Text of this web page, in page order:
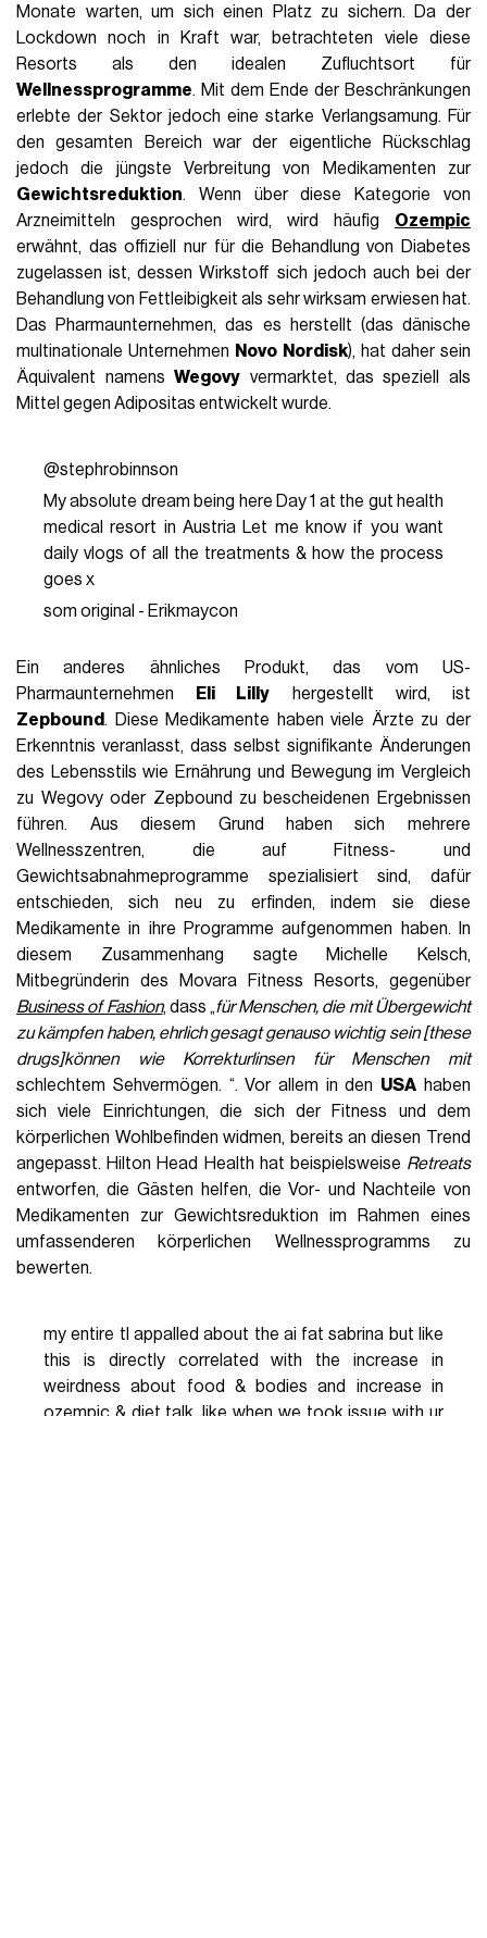
Monate warten, um sich einen Platz zu sichern. Da der
Lockdown noch in Kraft war, betrachteten viele diese
Resorts als den idealen Zufluchtsort für
Wellnessprogramme. Mit dem Ende der Beschränkungen
erlebte der Sektor jedoch eine starke Verlangsamung. Für
den gesamten Bereich war der eigentliche Rückschlag
jedoch die jüngste Verbreitung von Medikamenten zur
Gewichtsreduktion. Wenn über diese Kategorie von
Arzneimitteln gesprochen wird, wird häufig Ozempic
erwähnt, das offiziell nur für die Behandlung von Diabetes
zugelassen ist, dessen Wirkstoff sich jedoch auch bei der
Behandlung von Fettleibigkeit als sehr wirksam erwiesen hat.
Das Pharmaunternehmen, das es herstellt (das dänische
multinationale Unternehmen Novo Nordisk), hat daher sein
Äquivalent namensWegovy vermarktet, das speziell als
Mittel gegen Adipositas entwickelt wurde.
@stephrobinnson
My absolute dream being here Day 1 at the gut health
medical resort in Austria Let me know if you want
daily vlogs of all the treatments & how the process
goes x
som original - Erikmaycon
Ein anderes ähnliches Produkt, das vom US-
Pharmaunternehmen
Eli Lilly hergestellt wird, ist
Zepbound. Diese Medikamente haben viele Ärzte zu der
Erkenntnis veranlasst, dass selbst signifikante Änderungen
des Lebensstils wie Ernährung und Bewegung im Vergleich
zu Wegovy oder Zepbound zu bescheidenen Ergebnissen
führen. Aus diesem Grund haben sich mehrere
Wellnesszentren, die auf Fitness- und
Gewichtsabnahmeprogramme spezialisiert sind, dafür
entschieden, sich neu zu erfinden, indem sie diese
Medikamente in ihre Programme aufgenommen haben. In
diesem Zusammenhang sagte Michelle Kelsch,
Mitbegründerin des Movara Fitness Resorts, gegenüber
Business of Fashion, dass „für Menschen, die mit Übergewicht
zu kämpfen haben, ehrlich gesagt genauso wichtig sein[these
drugs]können wie Korrekturlinsen für Menschen mit
schlechtem Sehvermögen. “. Vor allem in den USA haben
sich viele Einrichtungen, die sich der Fitness und dem
körperlichen Wohlbefinden widmen, bereits an diesen Trend
angepasst. Hilton Head Health hat beispielsweise Retreats
entworfen, die Gästen helfen, die Vor- und Nachteile von
Medikamenten zur Gewichtsreduktion im Rahmen eines
umfassenderen körperlichen Wellnessprogramms zu
bewerten.
my entire tl appalled about the ai fat sabrina but like
this is directly correlated with the increase in
weirdness about food & bodies and increase in
ozempic & diet talk. like when we took issue with ur